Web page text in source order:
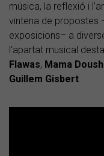
música, la reflexió i
vintena de propostes
exposicions– a
l'apartat musical
Flawas, Mama
Guillem Gisbert.